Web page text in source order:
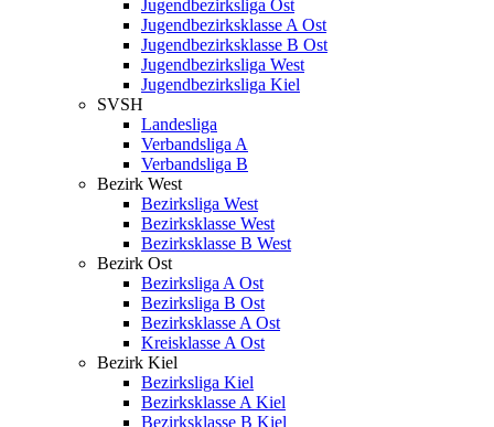
Jugendbezirksliga Ost
Jugendbezirksklasse A Ost
Jugendbezirksklasse B Ost
Jugendbezirksliga West
Jugendbezirksliga Kiel
SVSH
Landesliga
Verbandsliga A
Verbandsliga B
Bezirk West
Bezirksliga West
Bezirksklasse West
Bezirksklasse B West
Bezirk Ost
Bezirksliga A Ost
Bezirksliga B Ost
Bezirksklasse A Ost
Kreisklasse A Ost
Bezirk Kiel
Bezirksliga Kiel
Bezirksklasse A Kiel
Bezirksklasse B Kiel